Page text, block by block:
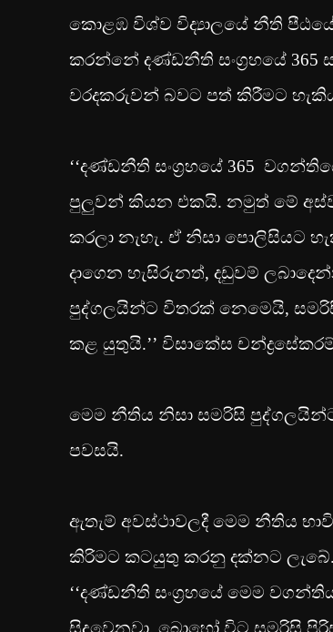
කොළඹ විශ්ව විද්‍යාලයේ නීති පීඨයේ
කරන්නේ දණ්ඩනීති සංග‍්‍රහයේ 365
වරදකරුවන් බවට පත් කිරීමට
‘‘දණ්ඩනීති සංග‍්‍රහයේ 365
පුලුවන් කියන එකයි. නමුත් මේ
කරලා නැහැ. ඒ නිසා පොලිසියට
දාගෙන හැසිරුනත්, දඩුවම්
පුද්ගලයින්ට විතරක් නෙමෙයි,
කළ යුතුයි.’’ විසාකේස
මෙම නීතිය නිසා සමරිසි
පවසයි.
ඇතැම් අවස්ථාවලදී මෙම නීතිය
කිරිමට කටයුතු කරනු දක්නට ලැබේ.
‘‘දණ්ඩනීති සංග‍්‍රහයේ මෙම
සිදුවෙනවා. බොහෝ විට සමරිසි